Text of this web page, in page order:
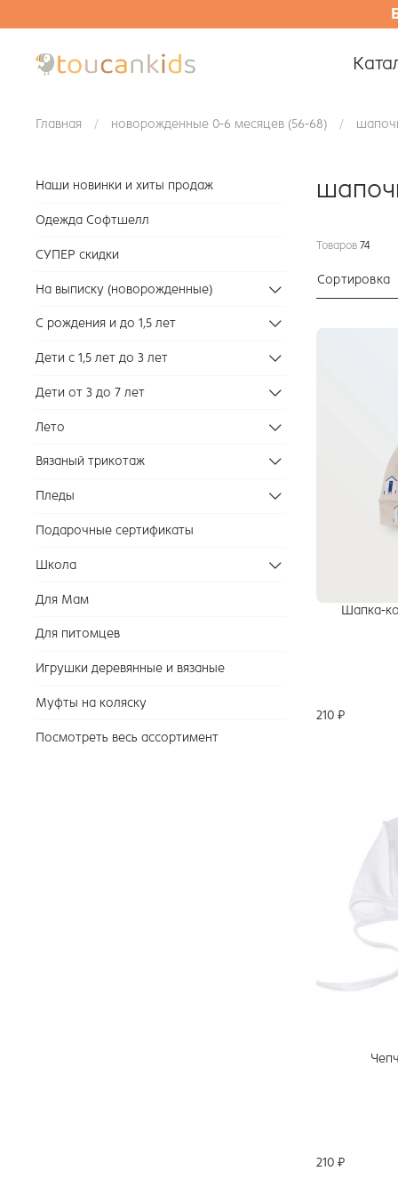
Главная новорожденные 0-6 месяцев (56-68)
Товаров 74
Сортировка
Шапка-
210 ₽
210 ₽
Наши новинки и хиты продаж
Одежда Софтшелл
СУПЕР скидки
На выписку (новорожденные)
С рождения и до 1,5 лет
Дети с 1,5 лет до 3 лет
Дети от 3 до 7 лет
Лето
Вязаный трикотаж
Пледы
Подарочные сертификаты
Школа
Для Мам
Для питомцев
Игрушки деревянные и вязаные
Муфты на коляску
Посмотреть весь ассортимент